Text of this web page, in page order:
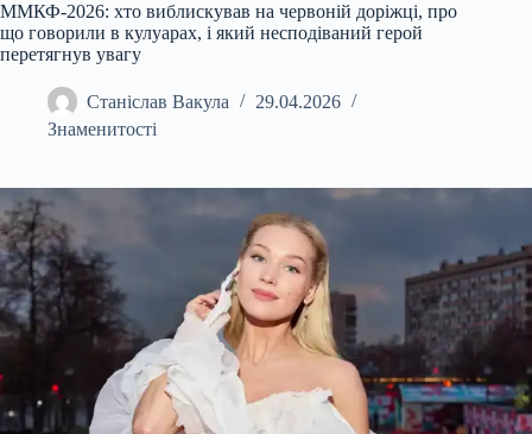
ММКФ-2026: хто виблискував на червоній доріжці, про
що говорили в кулуарах, і який несподіваний герой
перетягнув увагу
Станіслав Вакула
29.04.2026
Знаменитості